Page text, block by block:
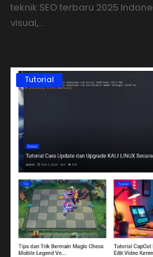
teknik SEO terbaru 2025
visual,...
Tutorial